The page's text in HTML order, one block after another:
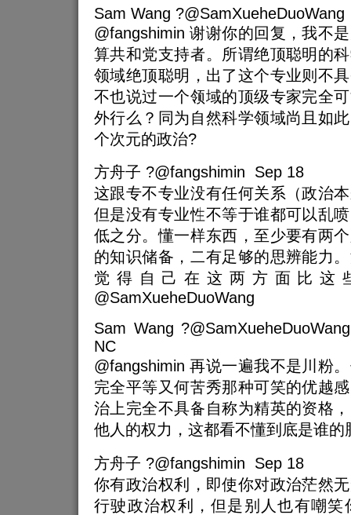
Sam Wang
@fangshimin 谢谢你的回复，我不
算共和党支持者。所谓绝顶聪明的
领域绝顶聪明，出了这个专业则不
不也说过一个领域的顶级专家完全
外行么？同为自然科学领域尚且如
个次元的政治?
方舟子 ?@fangshimin Sep 18
这跟专不专业没有任何关系（政治
但是没有专业性不等于谁都可以乱
低之分。懂一样东西，至少要有两
的知识储备，二有足够的思辨能力
觉得自己在这两方面比这
@SamXueheDuoWang
Sam Wang
NC
@fangshimin 再说一遍我不是川粉
完全平等又何苦秀那种可笑的优越
治上完全不具备自称为精英的资格
他人的权力，这都看不懂到底是谁的
方舟子 ?@fangshimin Sep 18
你有政治权利，即使你对政治茫然
行驶政治权利，但是别人也有嘲笑